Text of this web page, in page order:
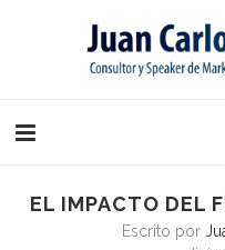
EL IMPACTO DEL
Escrito por